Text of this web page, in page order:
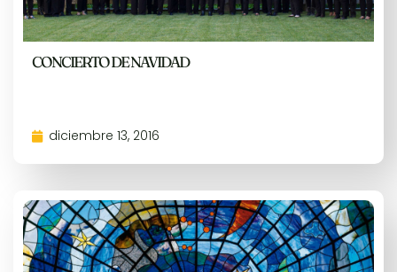
CONCIERTO DE NAVIDAD
diciembre 13, 2016